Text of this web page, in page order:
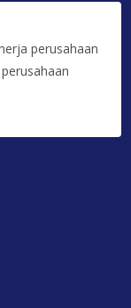
perusahaan